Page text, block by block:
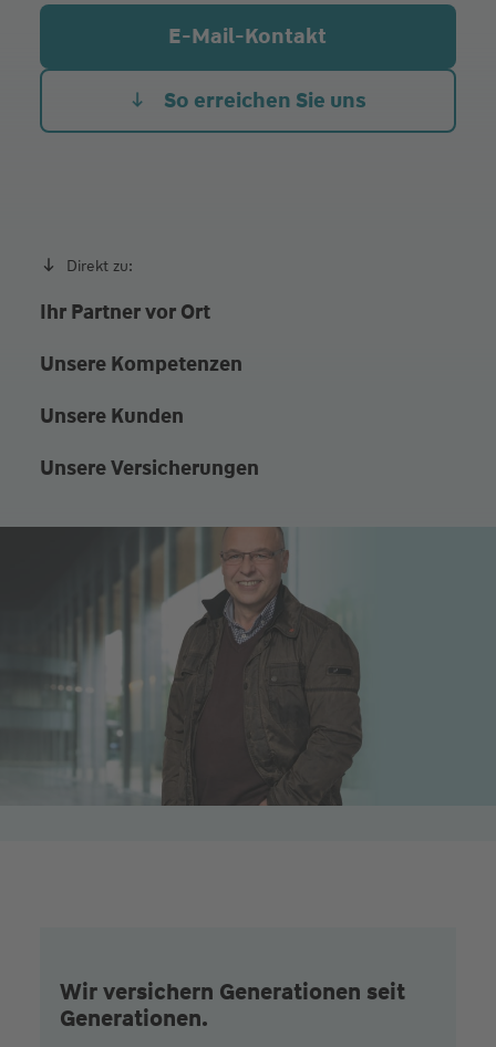
09:00 - 13:00
und nach telefonischer Vereinbarung
E-Mail-Kontakt
So erreichen Sie uns
Direkt zu:
Ihr Partner vor Ort
Unsere Kompetenzen
Unsere Kunden
Unsere Versicherungen
Wir versichern Generationen seit
Generationen.